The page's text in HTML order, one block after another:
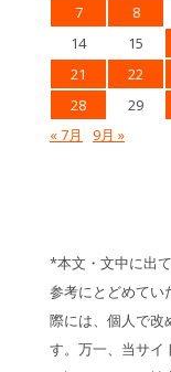
7
8
14
15
21
22
28
29
« 7月
9月 »
*本文・文中に出
参考にとどめてい
際には、個人で改
す。万一、当サイ